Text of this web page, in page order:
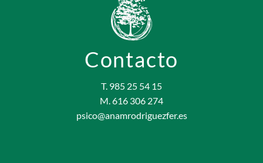
Contacto
T. 985 25 54 15
M. 616 306 274
psico@anamrodriguezfer.es